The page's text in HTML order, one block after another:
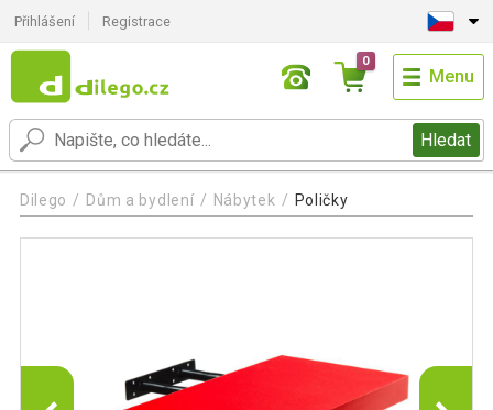
Přihlášení Registrace
Hledat
0
Menu
Dilego Dům a bydlení Nábytek Poličky